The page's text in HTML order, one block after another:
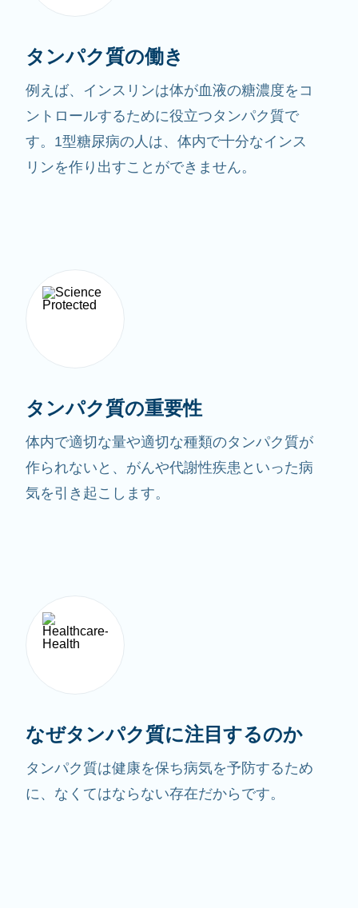
タンパク質の働き
例えば、インスリンは体が血液の糖濃度をコ
ントロールするために役立つタンパク質で
す。1型糖尿病の人は、体内で十分なインス
リンを作り出すことができません。
タンパク質の重要性
体内で適切な量や適切な種類のタンパク質が
作られないと、がんや代謝性疾患といった病
気を引き起こします。
なぜタンパク質に注目するのか
タンパク質は健康を保ち病気を予防するため
に、なくてはならない存在だからです。